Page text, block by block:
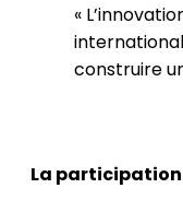
«
construire
La participation